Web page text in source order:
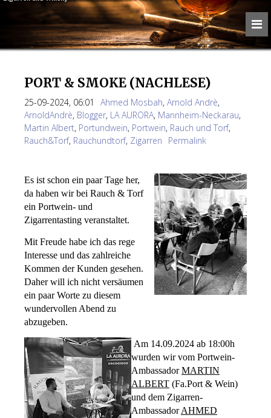
PORT & SMOKE (NACHLESE)
25-09-2024, 06:01 Ahmed Mosbah, Arnold Andrè,
ArnoldAndrè, Blogger, LA AURORA, Mannheim-Neckarau,
Martin Albert, Portundwein, Portwein, Rauch und Torf,
Rauch&Torf, Rauchundtorf, Zigarren Permalink
Es ist schon ein paar Tage her,
da haben wir bei Rauch & Torf
ein Portwein- und
Zigarrentasting veranstaltet.
Mit Freude habe ich das rege
Interesse und das zahlreiche
Kommen der Kunden gesehen.
Daher will ich nicht versäumen
ein paar Worte zu diesem
wundervollen Abend zu
abzugeben.
Am 14.09.2024 ab 18:00h
wurden wir vom Portwein-
AmbassadorMARTIN
ALBERT (Fa.Port & Wein)
und dem Zigarren-
AmbassadorAHMED